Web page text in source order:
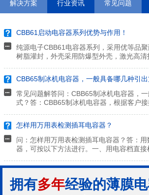
解决方案 行业资讯 常见问题
CBB61启动电容器系列优势与作用！
纯源电子CBB61电容器系列，采用优等品
树脂灌封，外壳采用防爆型外壳，激光高
CBB65制冰机电容器，一般具备哪几种引出
常见问题解答问：CBB65制冰机电容器，
式？答：CBB65制冰机电容器，根据客户
怎样用万用表检测插耳电容器？
问：怎样用万用表检测插耳电容器？答：
器，可按以下方法进行。一、用电容档直
拥有多年经验的薄膜